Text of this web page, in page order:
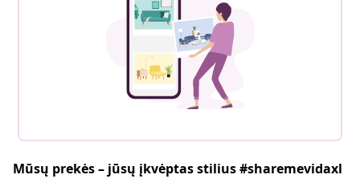
Mūsų prekės – jūsų įkvėptas stilius #sharemevidaxl